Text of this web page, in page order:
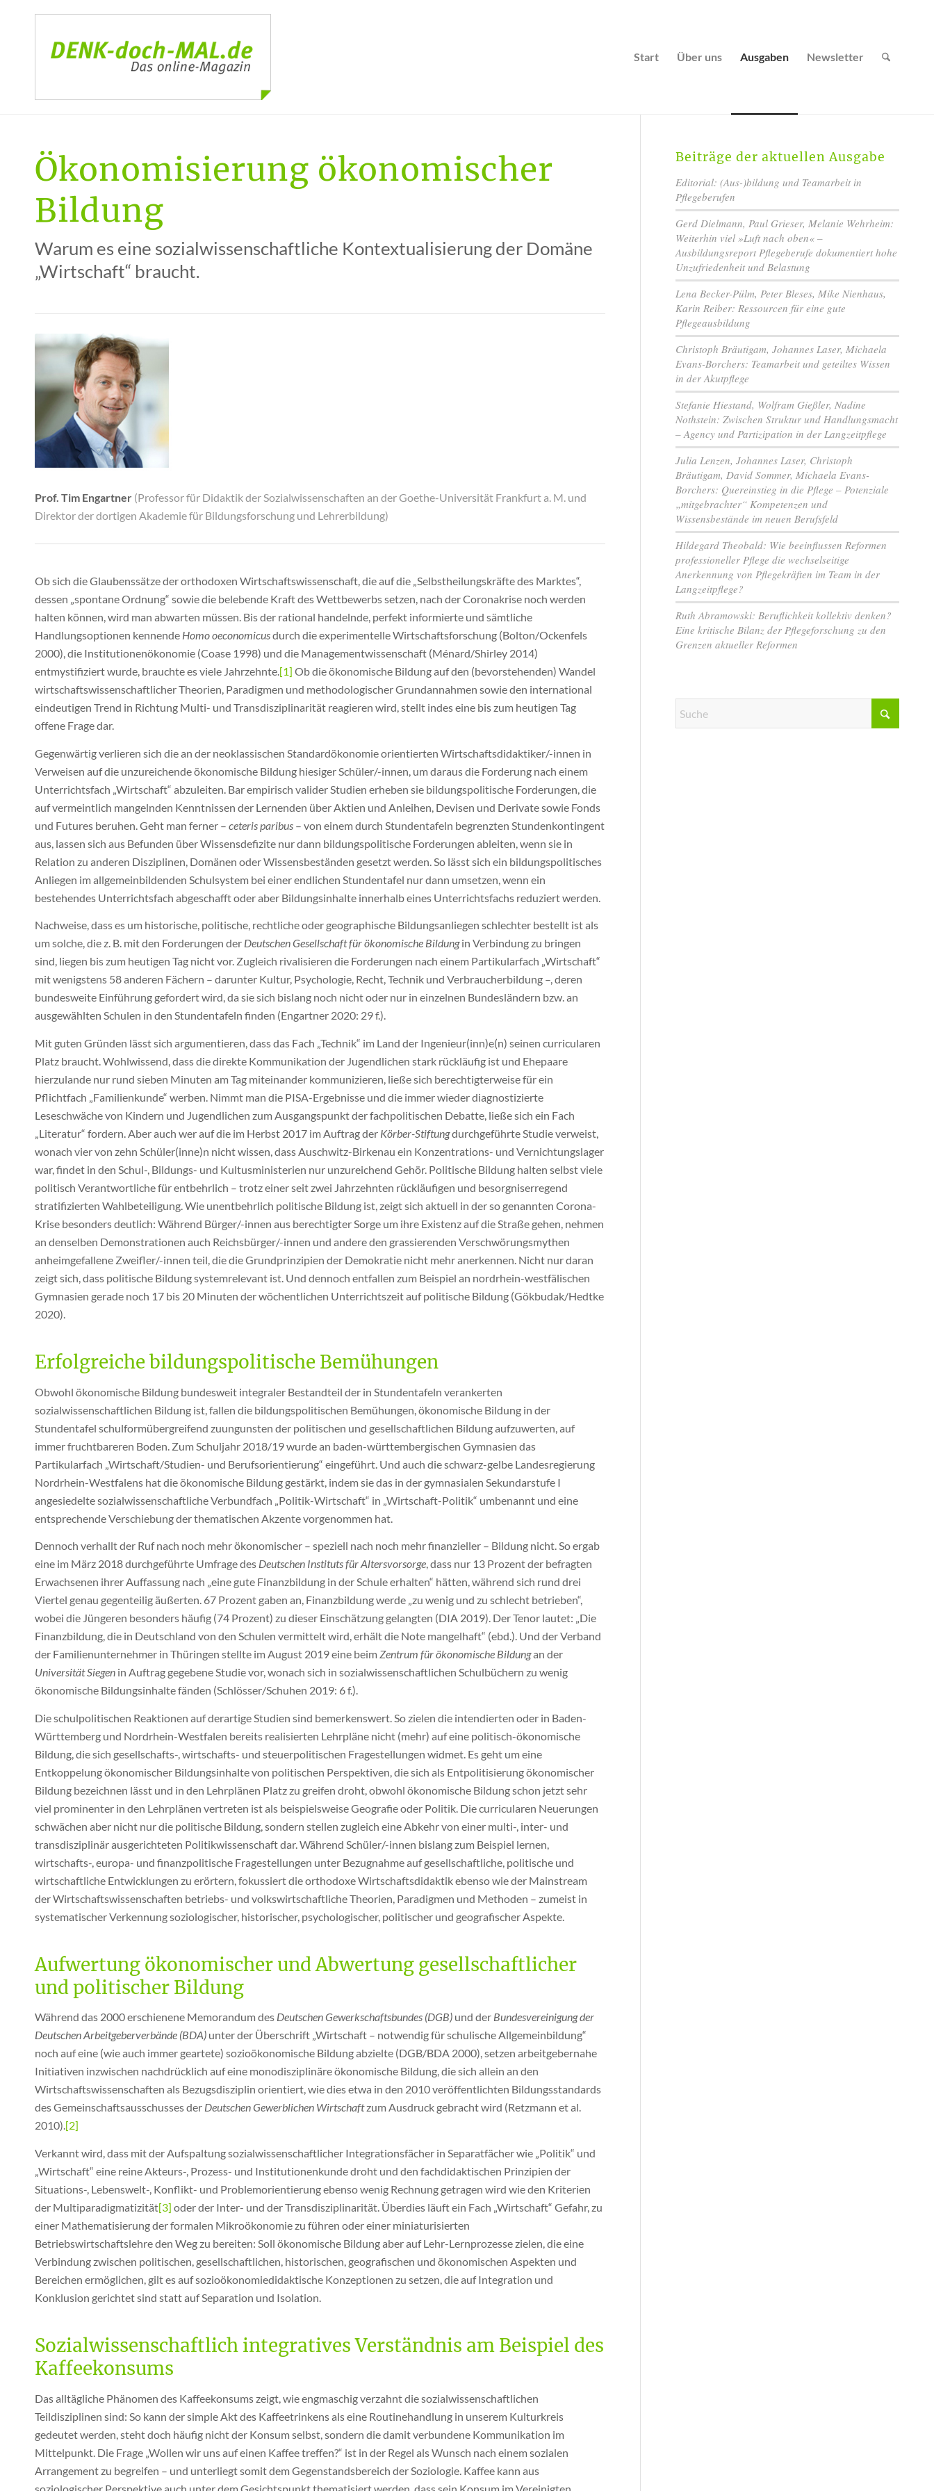
Start Über uns Ausgaben Newsletter
Ökonomisierung ökonomischer
Bildung
Warum es eine sozialwissenschaftliche Kontextualisierung der Domäne
„Wirtschaft“ braucht.
Prof. Tim Engartner (Professor für Didaktik der Sozialwissenschaften an der Goethe-Universität Frankfurt a. M. und
Direktor der dortigen Akademie für Bildungsforschung und Lehrerbildung)
Ob sich die Glaubenssätze der orthodoxen Wirtschaftswissenschaft, die auf die „Selbstheilungskräfte des Marktes“,
dessen „spontane Ordnung“ sowie die belebende Kraft des Wettbewerbs setzen, nach der Coronakrise noch werden
halten können, wird man abwarten müssen. Bis der rational handelnde, perfekt informierte und sämtliche
Handlungsoptionen kennende Homo oeconomicusdurch die experimentelle Wirtschaftsforschung (Bolton/Ockenfels
2000), die Institutionenökonomie (Coase 1998) und die Managementwissenschaft (Ménard/Shirley 2014)
entmystifiziert wurde, brauchte es viele Jahrzehnte.[1] Ob die ökonomische Bildung auf den (bevorstehenden) Wandel
wirtschaftswissenschaftlicher Theorien, Paradigmen und methodologischer Grundannahmen sowie den international
eindeutigen Trend in Richtung Multi- und Transdisziplinarität reagieren wird, stellt indes eine bis zum heutigen Tag
offene Frage dar.
Gegenwärtig verlieren sich die an der neoklassischen Standardökonomie orientierten Wirtschaftsdidaktiker/-innen in
Verweisen auf die unzureichende ökonomische Bildung hiesiger Schüler/-innen, um daraus die Forderung nach einem
Unterrichtsfach „Wirtschaft“ abzuleiten. Bar empirisch valider Studien erheben sie bildungspolitische Forderungen, die
auf vermeintlich mangelnden Kenntnissen der Lernenden über Aktien und Anleihen, Devisen und Derivate sowie Fonds
und Futures beruhen. Geht man ferner – ceteris paribus – von einem durch Stundentafeln begrenzten Stundenkontingent
aus, lassen sich aus Befunden über Wissensdefizite nur dann bildungspolitische Forderungen ableiten, wenn sie in
Relation zu anderen Disziplinen, Domänen oder Wissensbeständen gesetzt werden. So lässt sich ein bildungspolitisches
Anliegen im allgemeinbildenden Schulsystem bei einer endlichen Stundentafel nur dann umsetzen, wenn ein
bestehendes Unterrichtsfach abgeschafft oder aber Bildungsinhalte innerhalb eines Unterrichtsfachs reduziert werden.
Nachweise, dass es um historische, politische, rechtliche oder geographische Bildungsanliegen schlechter bestellt ist als
um solche, die z. B. mit den Forderungen der Deutschen Gesellschaft für ökonomische Bildungin Verbindung zu bringen
sind, liegen bis zum heutigen Tag nicht vor. Zugleich rivalisieren die Forderungen nach einem Partikularfach „Wirtschaft“
mit wenigstens 58 anderen Fächern – darunter Kultur, Psychologie, Recht, Technik und Verbraucherbildung –, deren
bundesweite Einführung gefordert wird, da sie sich bislang noch nicht oder nur in einzelnen Bundesländern bzw. an
ausgewählten Schulen in den Stundentafeln finden (Engartner 2020: 29 f.).
Mit guten Gründen lässt sich argumentieren, dass das Fach „Technik“ im Land der Ingenieur(inn)e(n) seinen curricularen
Platz braucht. Wohlwissend, dass die direkte Kommunikation der Jugendlichen stark rückläufig ist und Ehepaare
hierzulande nur rund sieben Minuten am Tag miteinander kommunizieren, ließe sich berechtigterweise für ein
Pflichtfach „Familienkunde“ werben. Nimmt man die PISA-Ergebnisse und die immer wieder diagnostizierte
Leseschwäche von Kindern und Jugendlichen zum Ausgangspunkt der fachpolitischen Debatte, ließe sich ein Fach
„Literatur“ fordern. Aber auch wer auf die im Herbst 2017 im Auftrag der Körber-Stiftungdurchgeführte Studie verweist,
wonach vier von zehn Schüler(inne)n nicht wissen, dass Auschwitz-Birkenau ein Konzentrations- und Vernichtungslager
war, findet in den Schul-, Bildungs- und Kultusministerien nur unzureichend Gehör. Politische Bildung halten selbst viele
politisch Verantwortliche für entbehrlich – trotz einer seit zwei Jahrzehnten rückläufigen und besorgniserregend
stratifizierten Wahlbeteiligung. Wie unentbehrlich politische Bildung ist, zeigt sich aktuell in der so genannten Corona-
Krise besonders deutlich: Während Bürger/-innen aus berechtigter Sorge um ihre Existenz auf die Straße gehen, nehmen
an denselben Demonstrationen auch Reichsbürger/-innen und andere den grassierenden Verschwörungsmythen
anheimgefallene Zweifler/-innen teil, die die Grundprinzipien der Demokratie nicht mehr anerkennen. Nicht nur daran
zeigt sich, dass politische Bildung systemrelevant ist. Und dennoch entfallen zum Beispiel an nordrhein-westfälischen
Gymnasien gerade noch 17 bis 20 Minuten der wöchentlichen Unterrichtszeit auf politische Bildung (Gökbudak/Hedtke
2020).
Erfolgreiche bildungspolitische Bemühungen
Obwohl ökonomische Bildung bundesweit integraler Bestandteil der in Stundentafeln verankerten
sozialwissenschaftlichen Bildung ist, fallen die bildungspolitischen Bemühungen, ökonomische Bildung in der
Stundentafel schulformübergreifend zuungunsten der politischen und gesellschaftlichen Bildung aufzuwerten, auf
immer fruchtbareren Boden. Zum Schuljahr 2018/19 wurde an baden-württembergischen Gymnasien das
Partikularfach „Wirtschaft/Studien- und Berufsorientierung“ eingeführt. Und auch die schwarz-gelbe Landesregierung
Nordrhein-Westfalens hat die ökonomische Bildung gestärkt, indem sie das in der gymnasialen Sekundarstufe I
angesiedelte sozialwissenschaftliche Verbundfach „Politik-Wirtschaft“ in „Wirtschaft-Politik“ umbenannt und eine
entsprechende Verschiebung der thematischen Akzente vorgenommen hat.
Dennoch verhallt der Ruf nach noch mehr ökonomischer – speziell nach noch mehr finanzieller – Bildung nicht. So ergab
eine im März 2018 durchgeführte Umfrage des Deutschen Instituts für Altersvorsorge, dass nur 13 Prozent der befragten
Erwachsenen ihrer Auffassung nach „eine gute Finanzbildung in der Schule erhalten“ hätten, während sich rund drei
Viertel genau gegenteilig äußerten. 67 Prozent gaben an, Finanzbildung werde „zu wenig und zu schlecht betrieben“,
wobei die Jüngeren besonders häufig (74 Prozent) zu dieser Einschätzung gelangten (DIA 2019). Der Tenor lautet: „Die
Finanzbildung, die in Deutschland von den Schulen vermittelt wird, erhält die Note mangelhaft“ (ebd.). Und der Verband
der Familienunternehmer in Thüringen stellte im August 2019 eine beimZentrum für ökonomische Bildungan der
Universität Siegen in Auftrag gegebene Studie vor, wonach sich in sozialwissenschaftlichen Schulbüchern zu wenig
ökonomische Bildungsinhalte fänden (Schlösser/Schuhen 2019: 6 f.).
Die schulpolitischen Reaktionen auf derartige Studien sind bemerkenswert. So zielen die intendierten oder in Baden-
Württemberg und Nordrhein-Westfalen bereits realisierten Lehrpläne nicht (mehr) auf eine politisch-ökonomische
Bildung, die sich gesellschafts-, wirtschafts- und steuerpolitischen Fragestellungen widmet. Es geht um eine
Entkoppelung ökonomischer Bildungsinhalte von politischen Perspektiven, die sich als Entpolitisierung ökonomischer
Bildung bezeichnen lässt und in den Lehrplänen Platz zu greifen droht, obwohl ökonomische Bildung schon jetzt sehr
viel prominenter in den Lehrplänen vertreten ist als beispielsweise Geografie oder Politik. Die curricularen Neuerungen
schwächen aber nicht nur die politische Bildung, sondern stellen zugleich eine Abkehr von einer multi-, inter- und
transdisziplinär ausgerichteten Politikwissenschaft dar. Während Schüler/-innen bislang zum Beispiel lernen,
wirtschafts-, europa- und finanzpolitische Fragestellungen unter Bezugnahme auf gesellschaftliche, politische und
wirtschaftliche Entwicklungen zu erörtern, fokussiert die orthodoxe Wirtschaftsdidaktik ebenso wie der Mainstream
der Wirtschaftswissenschaften betriebs- und volkswirtschaftliche Theorien, Paradigmen und Methoden – zumeist in
systematischer Verkennung soziologischer, historischer, psychologischer, politischer und geografischer Aspekte.
Aufwertung ökonomischer und Abwertung gesellschaftlicher
und politischer Bildung
Während das 2000 erschienene Memorandum des Deutschen Gewerkschaftsbundes (DGB) und der Bundesvereinigung der
Deutschen Arbeitgeberverbände (BDA) unter der Überschrift „Wirtschaft – notwendig für schulische Allgemeinbildung“
noch auf eine (wie auch immer geartete) sozioökonomische Bildung abzielte (DGB/BDA 2000), setzen arbeitgebernahe
Initiativen inzwischen nachdrücklich auf eine monodisziplinäre ökonomische Bildung, die sich allein an den
Wirtschaftswissenschaften als Bezugsdisziplin orientiert, wie dies etwa in den 2010 veröffentlichten Bildungsstandards
des Gemeinschaftsausschusses der Deutschen Gewerblichen Wirtschaftzum Ausdruck gebracht wird (Retzmann et al.
2010).[2]
Verkannt wird, dass mit der Aufspaltung sozialwissenschaftlicher Integrationsfächer in Separatfächer wie „Politik“ und
„Wirtschaft“ eine reine Akteurs-, Prozess- und Institutionenkunde droht und den fachdidaktischen Prinzipien der
Situations-, Lebenswelt-, Konflikt- und Problemorientierung ebenso wenig Rechnung getragen wird wie den Kriterien
der Multiparadigmatizität[3] oder der Inter- und der Transdisziplinarität. Überdies läuft ein Fach „Wirtschaft“ Gefahr, zu
einer Mathematisierung der formalen Mikroökonomie zu führen oder einer miniaturisierten
Betriebswirtschaftslehre den Weg zu bereiten: Soll ökonomische Bildung aber auf Lehr-Lernprozesse zielen, die eine
Verbindung zwischen politischen, gesellschaftlichen, historischen, geografischen und ökonomischen Aspekten und
Bereichen ermöglichen, gilt es auf sozioökonomiedidaktische Konzeptionen zu setzen, die auf Integration und
Konklusion gerichtet sind statt auf Separation und Isolation.
Sozialwissenschaftlich integratives Verständnis am Beispiel des
Kaffeekonsums
Das alltägliche Phänomen des Kaffeekonsums zeigt, wie engmaschig verzahnt die sozialwissenschaftlichen
Teildisziplinen sind: So kann der simple Akt des Kaffeetrinkens als eine Routinehandlung in unserem Kulturkreis
gedeutet werden, steht doch häufig nicht der Konsum selbst, sondern die damit verbundene Kommunikation im
Mittelpunkt. Die Frage „Wollen wir uns auf einen Kaffee treffen?“ ist in der Regel als Wunsch nach einem sozialen
Arrangement zu begreifen – und unterliegt somit dem Gegenstandsbereich der Soziologie. Kaffee kann aus
soziologischer Perspektive auch unter dem Gesichtspunkt thematisiert werden, dass sein Konsum im Vereinigten
Beiträge der aktuellen Ausgabe
Editorial: (Aus-)bildung und Teamarbeit in
Pflegeberufen
Gerd Dielmann, Paul Grieser, Melanie Wehrheim:
Weiterhin viel »Luft nach oben« –
Ausbildungsreport Pflegeberufe dokumentiert hohe
Unzufriedenheit und Belastung
Lena Becker-Pülm, Peter Bleses, Mike Nienhaus,
Karin Reiber: Ressourcen für eine gute
Pflegeausbildung
Christoph Bräutigam, Johannes Laser, Michaela
Evans-Borchers: Teamarbeit und geteiltes Wissen
in der Akutpflege
Stefanie Hiestand, Wolfram Gießler, Nadine
Nothstein: Zwischen Struktur und Handlungsmacht
– Agency und Partizipation in der Langzeitpflege
Julia Lenzen, Johannes Laser, Christoph
Bräutigam, David Sommer, Michaela Evans-
Borchers: Quereinstieg in die Pflege – Potenziale
„mitgebrachter“ Kompetenzen und
Wissensbestände im neuen Berufsfeld
Hildegard Theobald: Wie beeinflussen Reformen
professioneller Pflege die wechselseitige
Anerkennung von Pflegekräften im Team in der
Langzeitpflege?
Ruth Abramowski: Beruflichkeit kollektiv denken?
Eine kritische Bilanz der Pflegeforschung zu den
Grenzen aktueller Reformen